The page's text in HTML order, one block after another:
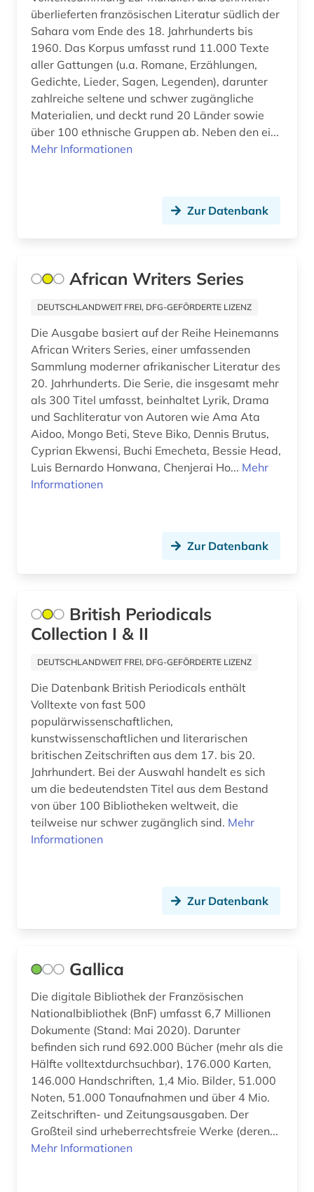
brief (1)
briefe (1)
briefsammlung (1)
brontë (1)
buch (4)
bulgarien (1)
bulgarisch (1)
bulgaristik (2)
cae systeme (1)
chemie (3)
china (2)
chinesisch (2)
das wunderbare (1)
denkmal (1)
design (2)
deutsch (55)
deutsche sagen (1)
deutsches sprachgebiet (9)
deutschland (10)
drama (1)
druck (2)
drucklegung (1)
druckwerk (1)
dänemark (3)
edition (1)
Island (2)
Israel (5)
Italien (9)
Japan (3)
Jugoslawien (1)
Kanada (4)
Litauen (1)
Moldawien (1)
Montenegro (2)
Niedersachsen (1)
Nordamerika (1)
Osteuropa (4)
Ostmitteleuropa (1)
Palaestina (1)
Portugal (1)
Roemisches Reich (5)
Rumänien (1)
Russland, Sowjetunion (10)
Schweden (2)
Skandinavien (3)
Spanien (3)
Suedamerika (2)
Suedasien (1)
Suedosteuropa (1)
Tschechische Republik (3)
überlieferten französischen Literatur südlich der
Sahara vom Ende des 18. Jahrhunderts bis
1960. Das Korpus umfasst rund 11.000 Texte
aller Gattungen (u.a. Romane, Erzählungen,
Gedichte, Lieder, Sagen, Legenden), darunter
zahlreiche seltene und schwer zugängliche
Materialien, und deckt rund 20 Länder sowie
über 100 ethnische Gruppen ab. Neben den ei...
Mehr Informationen
Zur Datenbank
African Writers Series
DEUTSCHLANDWEIT FREI, DFG-GEFÖRDERTE LIZENZ
Die Ausgabe basiert auf der Reihe Heinemanns
African Writers Series, einer umfassenden
Sammlung moderner afrikanischer Literatur des
20. Jahrhunderts. Die Serie, die insgesamt mehr
als 300 Titel umfasst, beinhaltet Lyrik, Drama
und Sachliteratur von Autoren wie Ama Ata
Aidoo, Mongo Beti, Steve Biko, Dennis Brutus,
Cyprian Ekwensi, Buchi Emecheta, Bessie Head,
Luis Bernardo Honwana, Chenjerai Ho... Mehr
Informationen
Zur Datenbank
British Periodicals
Collection I & II
DEUTSCHLANDWEIT FREI, DFG-GEFÖRDERTE LIZENZ
Die Datenbank British Periodicals enthält
Volltexte von fast 500
populärwissenschaftlichen,
kunstwissenschaftlichen und literarischen
britischen Zeitschriften aus dem 17. bis 20.
Jahrhundert. Bei der Auswahl handelt es sich
um die bedeutendsten Titel aus dem Bestand
von über 100 Bibliotheken weltweit, die
teilweise nur schwer zugänglich sind. Mehr
Informationen
Zur Datenbank
Gallica
Die digitale Bibliothek der Französischen
Nationalbibliothek (BnF) umfasst 6,7 Millionen
Dokumente (Stand: Mai 2020). Darunter
befinden sich rund 692.000 Bücher (mehr als die
Hälfte volltextdurchsuchbar), 176.000 Karten,
146.000 Handschriften, 1,4 Mio. Bilder, 51.000
Noten, 51.000 Tonaufnahmen und über 4 Mio.
Zeitschriften- und Zeitungsausgaben. Der
Großteil sind urheberrechtsfreie Werke (deren...
Mehr Informationen